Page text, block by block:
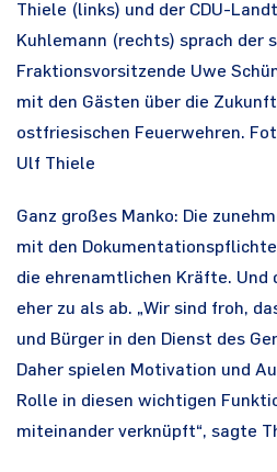
Thiele (links) und der CDU-
Kuhlemann (rechts) sprach der
Fraktionsvorsitzende Uwe
mit den Gästen über die
ostfriesischen Feuerwehren.
Ulf Thiele
Ganz großes Manko: Die
mit den
die ehrenamtlichen Kräfte. Und
eher zu als ab. „Wir sind froh,
und Bürger in den Dienst des
Daher spielen Motivation und
Rolle in diesen wichtigen
miteinander verknüpft“, sagte